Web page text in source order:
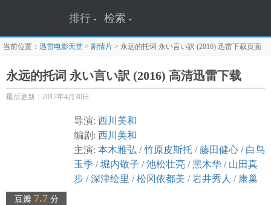
排行 检索
当前位置： 迅雷电影天堂 > 剧情片 > 永远的托词 永い言い訳 (2016) 迅雷下载页面
永远的托词 永い言い訳 (2016) 高清迅雷下载
最后更新：2017年4月30日
豆瓣 7.7 分
导演: 西川美和
编剧: 西川美和
主演: 本木雅弘 /竹原皮斯托 /藤田健心 / 白鸟
玉季 /堀内敬子 /池松壮亮 /黑木华 / 山田真
步 /深津绘里 /松冈依都美 /岩井秀人 / 康巢